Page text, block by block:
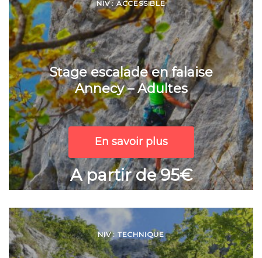
NIV : ACCESSIBLE
Stage escalade en falaise
Annecy – Adultes
En savoir plus
A partir de 95€
NIV : TECHNIQUE